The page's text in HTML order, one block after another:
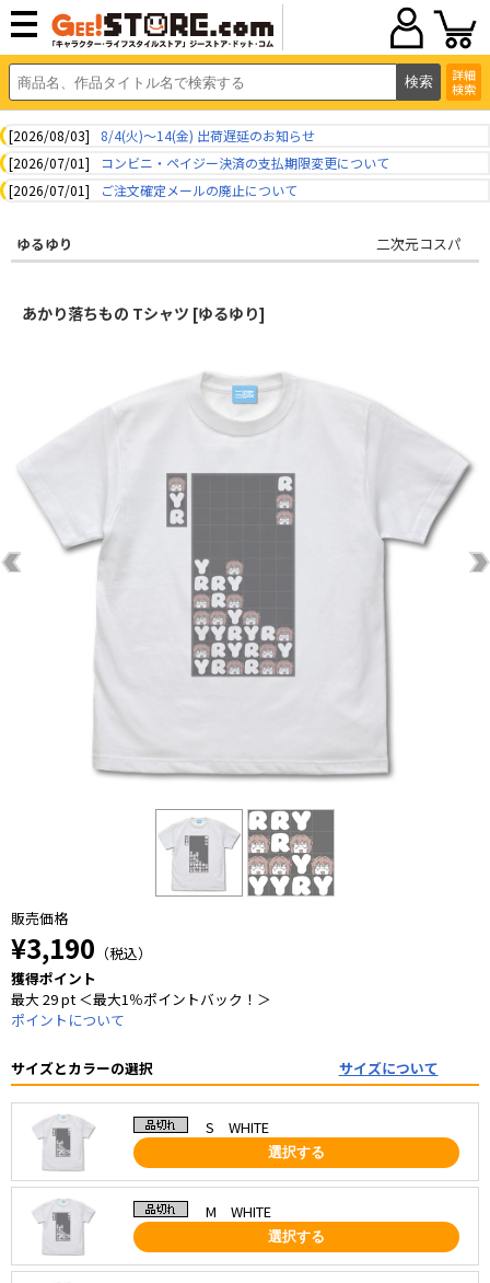
詳細
検索
[2026/08/03]
8/4(火)～14(金) 出荷遅延のお知らせ
[2026/07/01]
コンビニ・ペイジー決済の支払期限変更について
[2026/07/01]
ご注文確定メールの廃止について
ゆるゆり 二次元コスパ
あかり落ちもの Tシャツ [ゆるゆり]
販売価格
¥3,190 （税込）
獲得ポイント
最大 29 pt ＜最大1％ポイントバック！＞
ポイントについて
サイズとカラーの選択 サイズについて
S WHITE
選択する
M WHITE
選択する